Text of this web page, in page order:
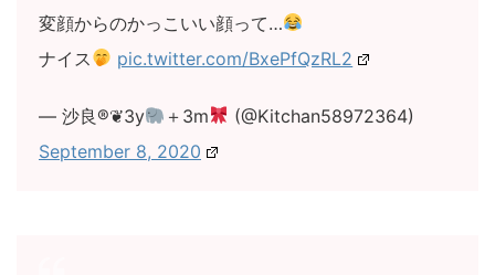
変顔からのかっこいい顔って…
ナイス
pic.twitter.com/BxePfQzRL2
— 沙良®❦3y ＋3m
(@Kitchan58972364)
September 8, 2020